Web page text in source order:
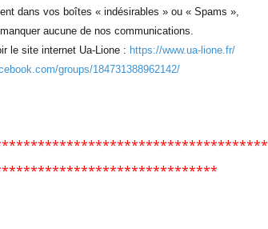
dans vos boîtes « indésirables » ou « Spams »,
aucune de nos communications.
l e site internet Ua-Lione : https://www.ua-lione.fr/
groups/184731388962142/
de St Priest le 06 septembre 2026
prochains RDV